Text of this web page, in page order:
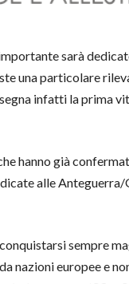
sarà
una particolare
infatti la prima
hanno già
alle
sempre
nazioni europee e